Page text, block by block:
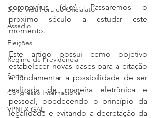
Serie Vida Fora do Oficialato
Assédio
Eleições
Regime de Previdência
Social
Congresso Internacional
VPNI X GAE
coronavírus (d.c.). Passaremos o
próximo século a estudar este
momento.
Este artigo possui como objetivo
estabelecer novas bases para a citação
e fundamentar a possibilidade de ser
realizada de maneira eletrônica e
pessoal, obedecendo o princípio da
legalidade e evitando a decretação da